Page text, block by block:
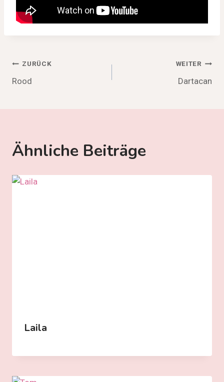
Beitragsnavigation
ZURÜCK
Rood
WEITER
Dartacan
Ähnliche Beiträge
Laila